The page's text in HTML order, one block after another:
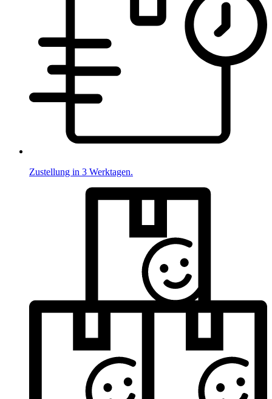
Zustellung in 3 Werktagen.